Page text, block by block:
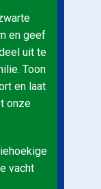
en geef
uit te
Toon
en laat
onze
vacht